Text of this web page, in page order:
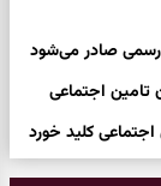
رسمی صادر می‌شود
تامین اجتماعی